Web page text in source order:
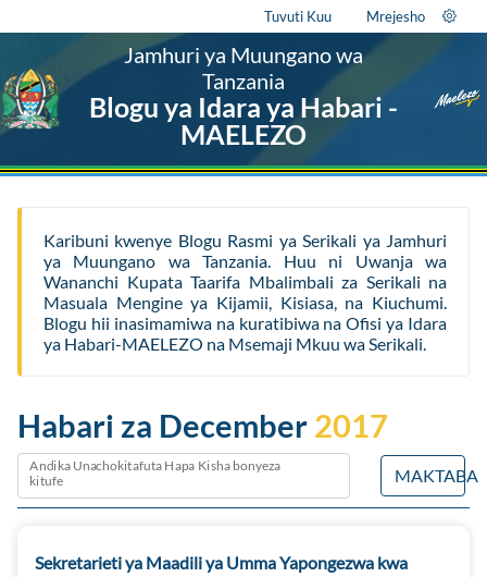
Tuvuti Kuu Mrejesho
Jamhuri ya Muungano wa
Tanzania
Blogu ya Idara ya Habari -
MAELEZO
Karibuni kwenye Blogu Rasmi ya Serikali ya Jamhuri
ya Muungano wa Tanzania. Huu ni Uwanja wa
Wananchi Kupata Taarifa Mbalimbali za Serikali na
Masuala Mengine ya Kijamii, Kisiasa, na Kiuchumi.
Blogu hii inasimamiwa na kuratibiwa na Ofisi ya Idara
ya Habari-MAELEZO na Msemaji Mkuu wa Serikali.
Habari za December 2017
Andika Unachokitafuta Hapa Kisha bonyeza
kitufe
MAKTABA
Sekretarieti ya Maadili ya Umma Yapongezwa kwa